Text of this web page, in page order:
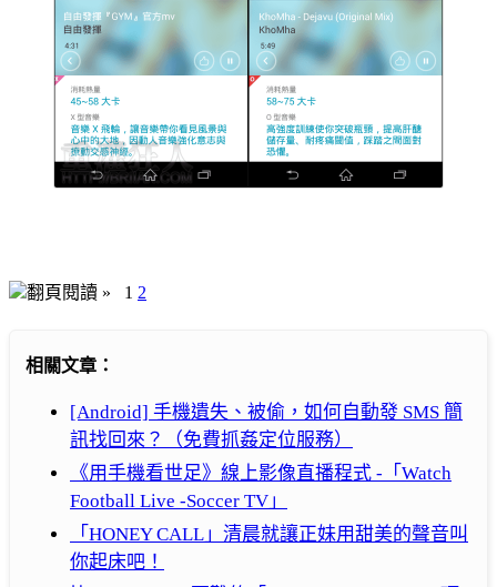
翻頁閱讀 » 1 2
相關文章：
[Android] 手機遺失、被偷，如何自動發 SMS 簡
訊找回來？（免費抓姦定位服務）
《用手機看世足》線上影像直播程式 -「Watch
Football Live -Soccer TV」
「HONEY CALL」清晨就讓正妹用甜美的聲音叫
你起床吧！